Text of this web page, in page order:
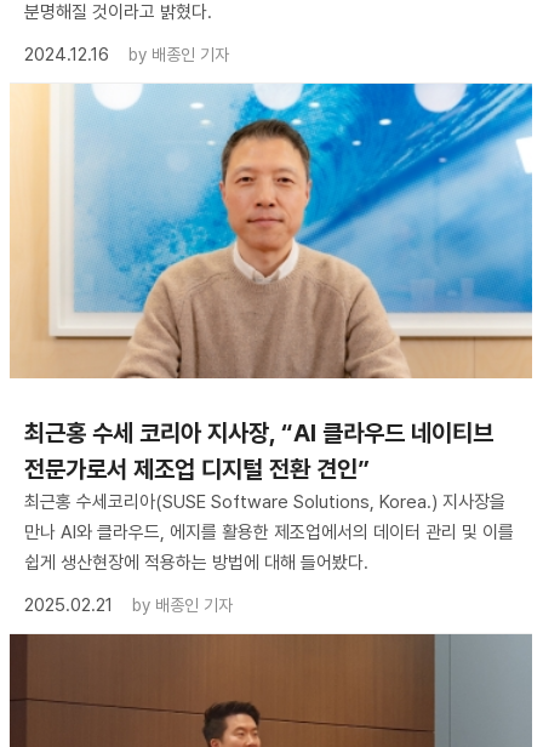
분명해질 것이라고 밝혔다.
2024.12.16
by 배종인 기자
최근홍 수세 코리아 지사장, “AI 클라우드 네이티브
전문가로서 제조업 디지털 전환 견인”
최근홍 수세코리아(SUSE Software Solutions, Korea.) 지사장을
만나 AI와 클라우드, 에지를 활용한 제조업에서의 데이터 관리 및 이를
쉽게 생산현장에 적용하는 방법에 대해 들어봤다.
2025.02.21
by 배종인 기자